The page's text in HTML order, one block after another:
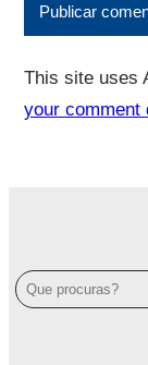
This site uses
your comment
P
e